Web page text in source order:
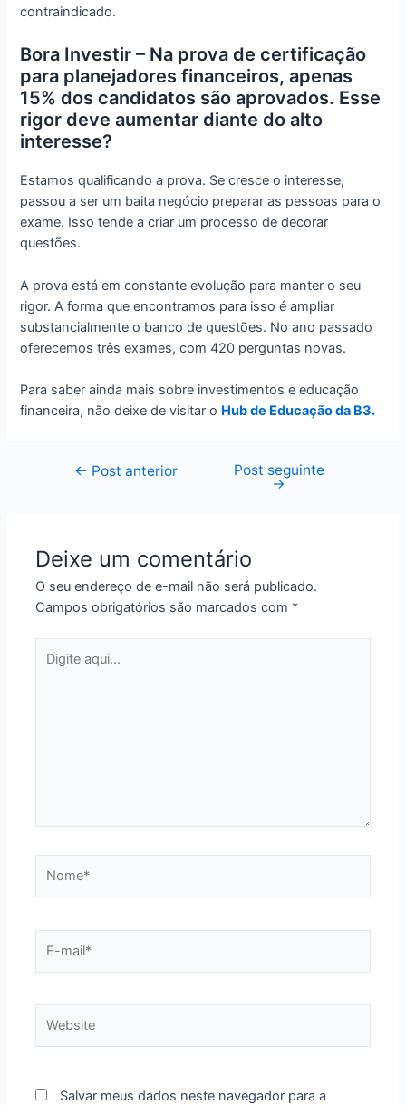
contraindicado.
Bora Investir – Na prova de certificação
para planejadores financeiros, apenas
15% dos candidatos são aprovados. Esse
rigor deve aumentar diante do alto
interesse?
Estamos qualificando a prova. Se cresce o interesse,
passou a ser um baita negócio preparar as pessoas para o
exame. Isso tende a criar um processo de decorar
questões.
A prova está em constante evolução para manter o seu
rigor. A forma que encontramos para isso é ampliar
substancialmente o banco de questões. No ano passado
oferecemos três exames, com 420 perguntas novas.
Para saber ainda mais sobre investimentos e educação
financeira, não deixe de visitar o Hub de Educação da B3.
Navegação
← Post anterior Post seguinte
→
Deixe um comentário
O seu endereço de e-mail não será publicado.
Campos obrigatórios são marcados com *
aqui...
mail*
Salvar meus dados neste navegador para a